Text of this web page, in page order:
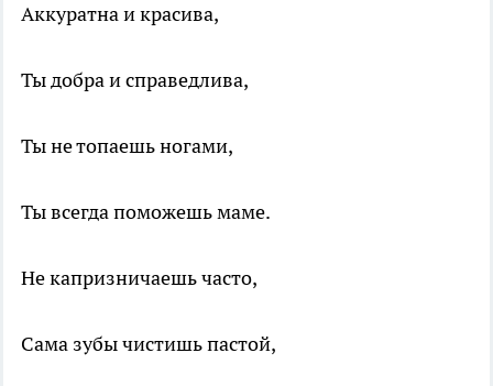
Аккуратна и красива,
Ты добра и справедлива,
Ты не топаешь ногами,
Ты всегда поможешь маме.
Не капризничаешь часто,
Сама зубы чистишь пастой,